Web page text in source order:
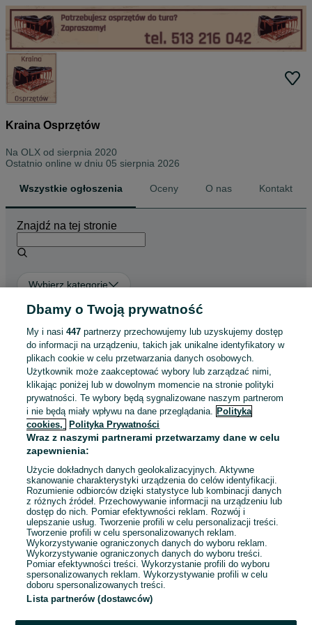
Kraina Osprzętów
Na OLX od sierpnia 2020
Ostatnio online w dniu 05 sierpnia 2026
Wszystkie ogłoszenia Oceny O nas Kontakt
Znajdź na tej stronie
Wybierz kategorię
ZNALEŹLIŚMY 0
Sortowanie Opcje przeglądania
Przepraszamy, nie znaleźliśmy tego,
czego szukasz.
Dbamy o Twoją prywatność
My i nasi447 partnerzy przechowujemy lub uzyskujemy dostęp
do informacji na urządzeniu, takich jak unikalne identyfikatory w
plikach cookie w celu przetwarzania danych osobowych.
Użytkownik może zaakceptować wybory lub zarządzać nimi,
klikając poniżej lub w dowolnym momencie na stronie polityki
prywatności. Te wybory będą sygnalizowane naszym partnerom
i nie będą miały wpływu na dane przeglądania. Polityka
cookies,
Polityka Prywatności
Wraz z naszymi partnerami przetwarzamy dane w celu
zapewnienia:
Użycie dokładnych danych geolokalizacyjnych. Aktywne
skanowanie charakterystyki urządzenia do celów identyfikacji.
Rozumienie odbiorców dzięki statystyce lub kombinacji danych
z różnych źródeł. Przechowywanie informacji na urządzeniu lub
dostęp do nich. Pomiar efektywności reklam. Rozwój i
ulepszanie usług. Tworzenie profili w celu personalizacji treści.
Tworzenie profili w celu spersonalizowanych reklam.
Wykorzystywanie ograniczonych danych do wyboru reklam.
Wykorzystywanie ograniczonych danych do wyboru treści.
Pomiar efektywności treści. Wykorzystanie profili do wyboru
spersonalizowanych reklam. Wykorzystywanie profili w celu
doboru spersonalizowanych treści.
Lista partnerów (dostawców)